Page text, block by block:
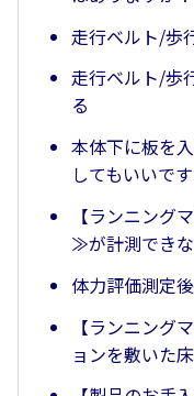
走行ベルト/歩
走行ベルト/歩
る
本体下に板を
してもいいで
【ランニング
≫が計測でき
体力評価測定
【ランニング
ョンを敷いた